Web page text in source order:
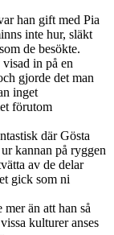
han gift med Pia
inte hur, släkt
de besökte.
in på en
gjorde det man
inget
förutom
där Gösta
kannan på ryggen
av de delar
gick som ni
än att han så
kulturer anses